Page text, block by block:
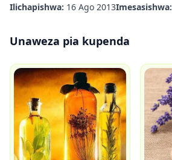
Ilichapishwa: 16 Ago 2013Imesasishwa:
Unaweza pia kupenda